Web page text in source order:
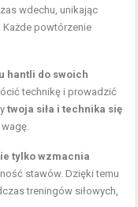
wdechu, unikając
Każde powtórzenie
hantli do swoich
technikę i prowadzić
twoja siła i technika się
tylko wzmacnia
stawów. Dzięki temu
treningów siłowych,